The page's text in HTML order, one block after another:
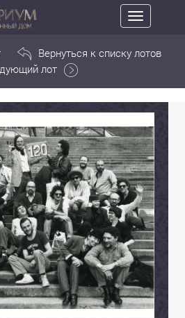
Toggle
navigation
Вернуться к списку лотов
лот